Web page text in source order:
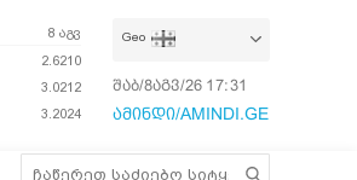
8 აგვ
2.6210
3.0212
3.2024
Geo
შაბ/8აგვ/26 17:31:25
ამინდი/AMINDI.GE